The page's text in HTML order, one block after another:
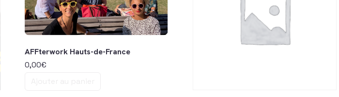
AFFterwork Hauts-de-France
0,00€